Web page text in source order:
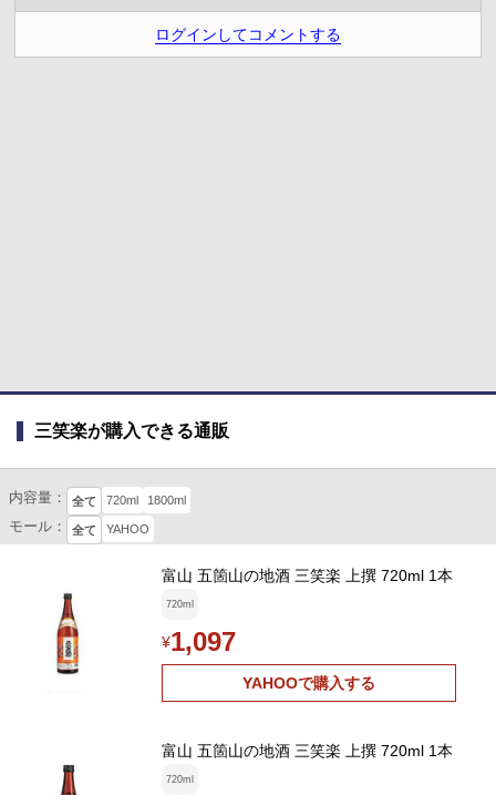
ログインしてコメントする
三笑楽が購入できる通販
内容量： 全て 720ml 1800ml
モール： 全て YAHOO
富山 五箇山の地酒 三笑楽 上撰 720ml 1本
720ml
¥1,097
YAHOOで購入する
富山 五箇山の地酒 三笑楽 上撰 720ml 1本
720ml